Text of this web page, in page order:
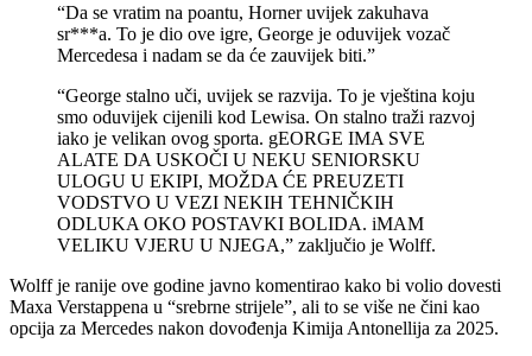
“Da se vratim na poantu, Horner uvijek zakuhava
sr***a. To je dio ove igre, George je oduvijek vozač
Mercedesa i nadam se da će zauvijek biti.”
“George stalno uči, uvijek se razvija. To je vještina koju
smo oduvijek cijenili kod Lewisa. On stalno traži razvoj
iako je velikan ovog sporta. gEORGE IMA SVE
ALATE DA USKOČI U NEKU SENIORSKU
ULOGU U EKIPI, MOŽDA ĆE PREUZETI
VODSTVO U VEZI NEKIH TEHNIČKIH
ODLUKA OKO POSTAVKI BOLIDA. iMAM
VELIKU VJERU U NJEGA,” zaključio je Wolff.
Wolff je ranije ove godine javno komentirao kako bi volio dovesti
Maxa Verstappena u “srebrne strijele”, ali to se više ne čini kao
opcija za Mercedes nakon dovođenja Kimija Antonellija za 2025.